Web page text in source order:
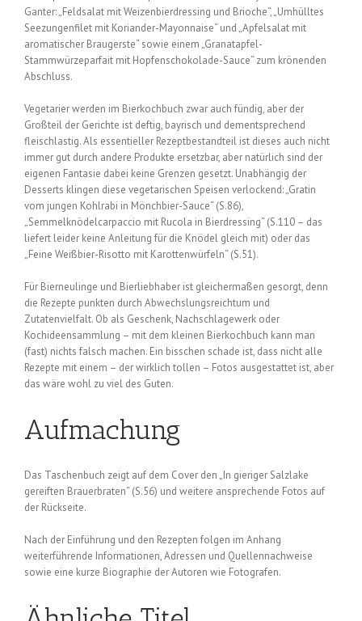
Ganter: „Feldsalat mit Weizenbierdressing und Brioche“, „Umhülltes
Seezungenfilet mit Koriander-Mayonnaise“ und „Apfelsalat mit
aromatischer Braugerste“ sowie einem „Granatapfel-
Stammwürzeparfait mit Hopfenschokolade-Sauce“ zum krönenden
Abschluss.
Vegetarier werden im Bierkochbuch zwar auch fündig, aber der
Großteil der Gerichte ist deftig, bayrisch und dementsprechend
fleischlastig. Als essentieller Rezeptbestandteil ist dieses auch nicht
immer gut durch andere Produkte ersetzbar, aber natürlich sind der
eigenen Fantasie dabei keine Grenzen gesetzt. Unabhängig der
Desserts klingen diese vegetarischen Speisen verlockend: „Gratin
vom jungen Kohlrabi in Mönchbier-Sauce“ (S.86),
„Semmelknödelcarpaccio mit Rucola in Bierdressing“ (S.110 – das
liefert leider keine Anleitung für die Knödel gleich mit) oder das
„Feine Weißbier-Risotto mit Karottenwürfeln“ (S.51).
Für Bierneulinge und Bierliebhaber ist gleichermaßen gesorgt, denn
die Rezepte punkten durch Abwechslungsreichtum und
Zutatenvielfalt. Ob als Geschenk, Nachschlagewerk oder
Kochideensammlung – mit dem kleinen Bierkochbuch kann man
(fast) nichts falsch machen. Ein bisschen schade ist, dass nicht alle
Rezepte mit einem – der wirklich tollen – Fotos ausgestattet ist, aber
das wäre wohl zu viel des Guten.
Aufmachung
Das Taschenbuch zeigt auf dem Cover den „In gieriger Salzlake
gereiften Brauerbraten“ (S.56) und weitere ansprechende Fotos auf
der Rückseite.
Nach der Einführung und den Rezepten folgen im Anhang
weiterführende Informationen, Adressen und Quellennachweise
sowie eine kurze Biographie der Autoren wie Fotografen.